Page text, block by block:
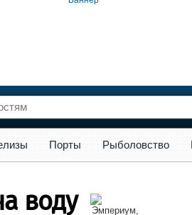
Флот
Форум
Порты Рыболовство
воду